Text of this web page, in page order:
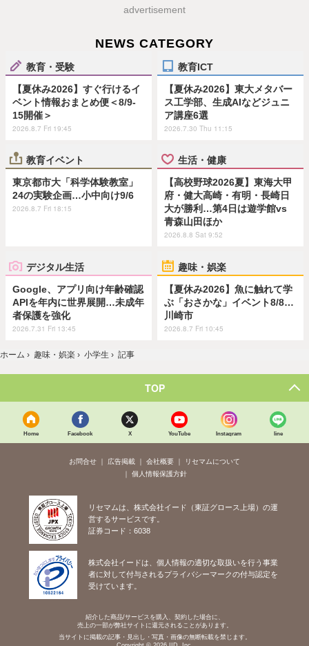
advertisement
NEWS CATEGORY
教育・受験
【夏休み2026】すぐ行けるイ
ベント情報おまとめ便＜8/9-
15開催＞
2026.8.7 Fri 19:45
教育ICT
【夏休み2026】東大メタバー
ス工学部、生成AIなどジュニ
ア講座6選
2026.7.30 Thu 11:15
教育イベント
東京都市大「科学体験教室」
24の実験企画…小中向け9/6
2026.8.7 Fri 18:15
生活・健康
【高校野球2026夏】東海大甲
府・健大高崎・有明・長崎日
大が勝利…第4日は遊学館vs
青森山田ほか
2026.8.8 Sat 9:52
デジタル生活
Google、アプリ向け年齢確認
APIを年内に世界展開…未成年
者保護を強化
2026.7.31 Fri 13:45
趣味・娯楽
【夏休み2026】魚に触れて学
ぶ「おさかな」イベント8/8…
川崎市
2026.8.7 Fri 10:45
ホーム › 趣味・娯楽 › 小学生 › 記事
TOP
Home Facebook X YouTube Instagram line
お問合せ 広告掲載 会社概要
リセマムについて
個人情報保護方針
リセマムは、株式会社イード（東証グロース上場）の運
営するサービスです。
証券コード：6038
株式会社イードは、個人情報の適切な取扱いを行う事業
者に対して付与されるプライバシーマークの付与認定を
受けています。
紹介した商品/サービスを購入、契約した場合に、
売上の一部が弊社サイトに還元されることがあります。
当サイトに掲載の記事・見出し・写真・画像の無断転載を禁じます。